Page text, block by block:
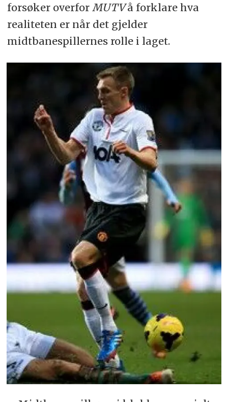
forsøker overfor MUTVå forklare hva
realiteten er når det gjelder
midtbanespillernes rolle i laget.